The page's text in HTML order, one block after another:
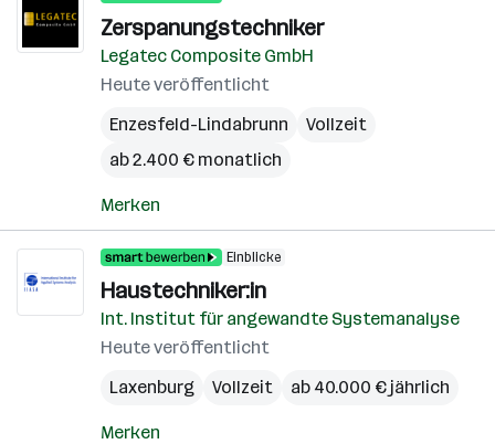
Zerspanungstechniker
Legatec Composite GmbH
Heute veröffentlicht
Enzesfeld-Lindabrunn
Vollzeit
ab 2.400 € monatlich
Merken
Einblicke
Haustechniker:in
Int. Institut für angewandte Systemanalyse
Heute veröffentlicht
Laxenburg
Vollzeit ab 40.000 € jährlich
Merken